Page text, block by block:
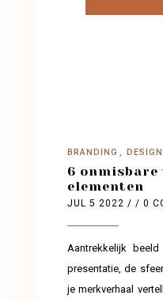
BRANDING DESIGN
6 onmisbare
elementen
JUL 5 2022 / / 0
Aantrekkelijk
presentatie, de
je merkverhaal